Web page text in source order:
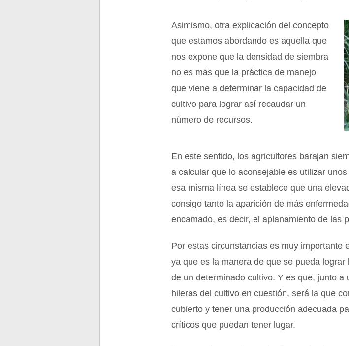
Asimismo, otra explicación del concepto
que estamos abordando es aquella que
nos expone que la densidad de siembra
no es más que la práctica de manejo
que viene a determinar la capacidad de
cultivo para lograr así recaudar un
número de recursos.
En este sentido, los agricultores barajan
a calcular que lo aconsejable es utilizar
esa misma línea se establece que una
consigo tanto la aparición de más
encamado, es decir, el aplanamiento de las
Por estas circunstancias es muy importante
ya que es la manera de que se pueda
de un determinado cultivo. Y es que, junto a
hileras del cultivo en cuestión, será la que
cubierto y tener una producción adecuada
críticos que puedan tener lugar.